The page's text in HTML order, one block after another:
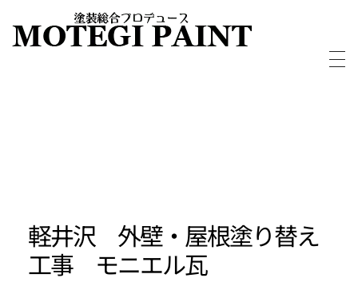
軽井沢 外壁・屋根塗り替え
工事 モニエル瓦